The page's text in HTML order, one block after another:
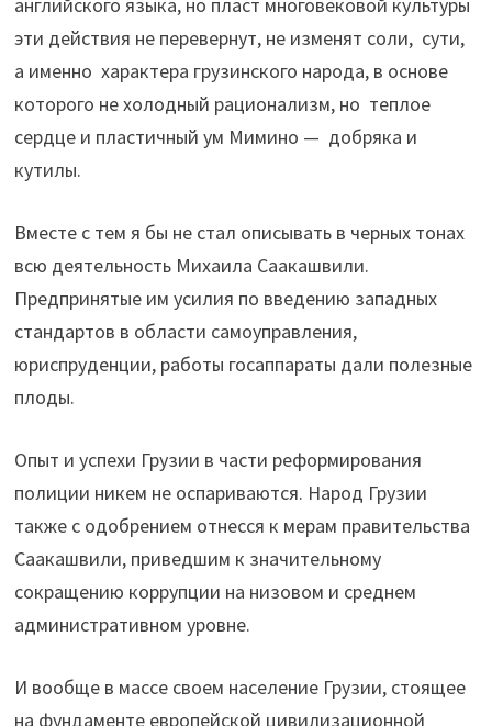
эти действия не перевернут, не изменят соли, сути,
а именно характера грузинского народа, в основе
которого не холодный рационализм, но теплое
сердце и пластичный ум Мимино — добряка и
кутилы.
Вместе с тем я бы не стал описывать в черных тонах
всю деятельность Михаила Саакашвили.
Предпринятые им усилия по введению западных
стандартов в области самоуправления,
юриспруденции, работы госаппараты дали полезные
плоды.
Опыт и успехи Грузии в части реформирования
полиции никем не оспариваются. Народ Грузии
также с одобрением отнесся к мерам правительства
Саакашвили, приведшим к значительному
сокращению коррупции на низовом и среднем
административном уровне.
И вообще в массе своем население Грузии, стоящее
на фундаменте европейской цивилизационной